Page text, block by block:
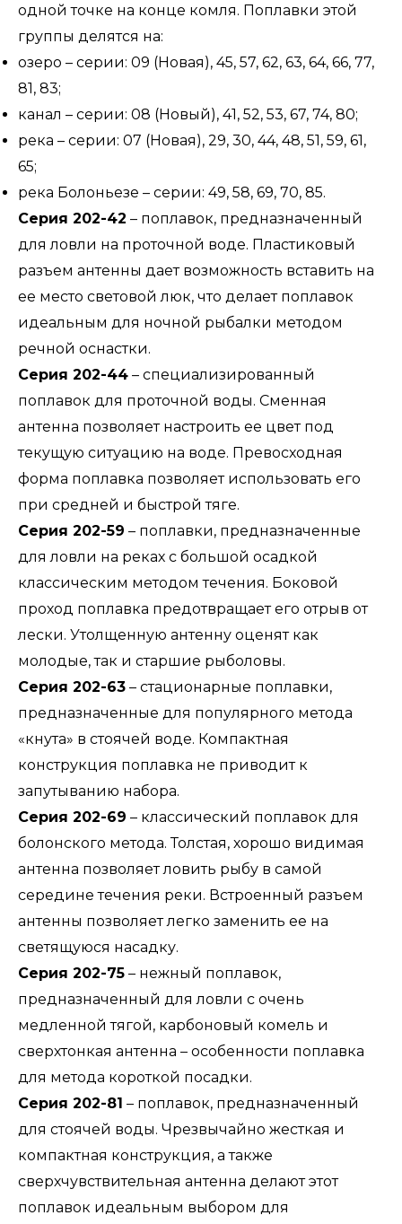
одной точке на конце комля. Поплавки этой
группы делятся на:
озеро – серии: 09 (Новая), 45, 57, 62, 63, 64, 66, 77,
81, 83;
канал – серии: 08 (Новый), 41, 52, 53, 67, 74, 80;
река – серии: 07 (Новая), 29, 30, 44, 48, 51, 59, 61,
65;
река Болоньезе – серии: 49, 58, 69, 70, 85.
Серия 202-42 – поплавок, предназначенный
для ловли на проточной воде. Пластиковый
разъем антенны дает возможность вставить на
ее место световой люк, что делает поплавок
идеальным для ночной рыбалки методом
речной оснастки.
Серия 202-44 – специализированный
поплавок для проточной воды. Сменная
антенна позволяет настроить ее цвет под
текущую ситуацию на воде. Превосходная
форма поплавка позволяет использовать его
при средней и быстрой тяге.
Серия 202-59 – поплавки, предназначенные
для ловли на реках с большой осадкой
классическим методом течения. Боковой
проход поплавка предотвращает его отрыв от
лески. Утолщенную антенну оценят как
молодые, так и старшие рыболовы.
Серия 202-63 – стационарные поплавки,
предназначенные для популярного метода
«кнута» в стоячей воде. Компактная
конструкция поплавка не приводит к
запутыванию набора.
Серия 202-69 – классический поплавок для
болонского метода. Толстая, хорошо видимая
антенна позволяет ловить рыбу в самой
середине течения реки. Встроенный разъем
антенны позволяет легко заменить ее на
светящуюся насадку.
Серия 202-75 – нежный поплавок,
предназначенный для ловли с очень
медленной тягой, карбоновый комель и
сверхтонкая антенна – особенности поплавка
для метода короткой посадки.
Серия 202-81 – поплавок, предназначенный
для стоячей воды. Чрезвычайно жесткая и
компактная конструкция, а также
сверхчувствительная антенна делают этот
поплавок идеальным выбором для